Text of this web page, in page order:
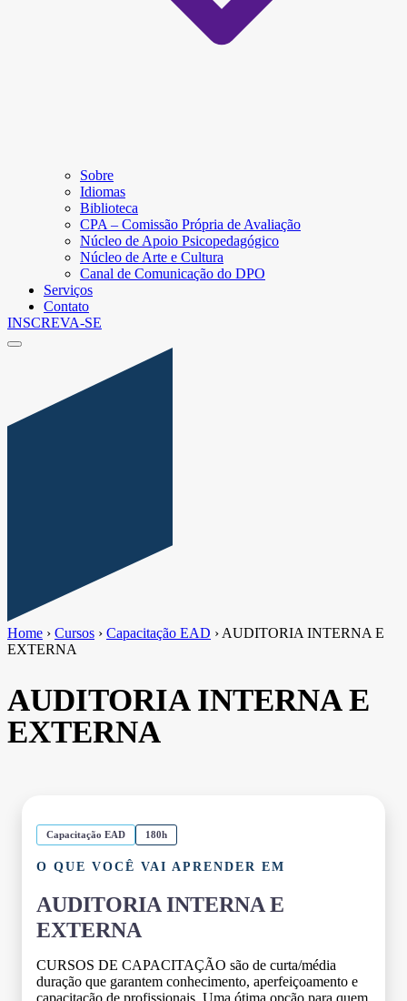
Sobre
Idiomas
Biblioteca
CPA – Comissão Própria de Avaliação
Núcleo de Apoio Psicopedagógico
Núcleo de Arte e Cultura
Canal de Comunicação do DPO
Serviços
Contato
INSCREVA-SE
Home › Cursos › Capacitação EAD › AUDITORIA INTERNA E
EXTERNA
AUDITORIA INTERNA E
EXTERNA
Capacitação EAD 180h
O QUE VOCÊ VAI APRENDER EM
AUDITORIA INTERNA E
EXTERNA
CURSOS DE CAPACITAÇÃO são de curta/média
duração que garantem conhecimento, aperfeiçoamento e
capacitação de profissionais. Uma ótima opção para quem